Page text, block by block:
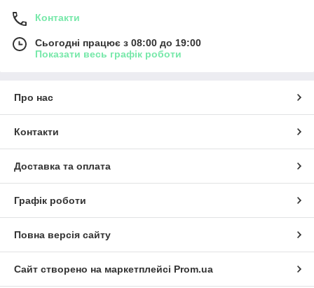
Контакти
Сьогодні працює з 08:00 до 19:00
Показати весь графік роботи
Про нас
Контакти
Доставка та оплата
Графік роботи
Повна версія сайту
Сайт створено на маркетплейсі Prom.ua